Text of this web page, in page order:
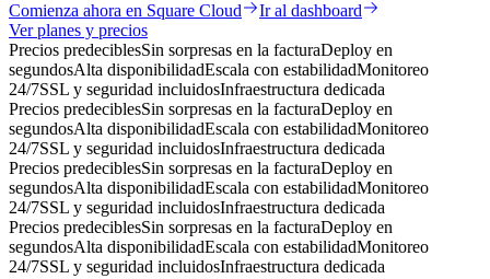
Comienza ahora en Square Cloud
Ir al dashboard
Ver planes y precios
Precios predeciblesSin sorpresas en la facturaDeploy en
segundosAlta disponibilidadEscala con estabilidadMonitoreo
24/7SSL y seguridad incluidosInfraestructura dedicada
Precios predeciblesSin sorpresas en la facturaDeploy en
segundosAlta disponibilidadEscala con estabilidadMonitoreo
24/7SSL y seguridad incluidosInfraestructura dedicada
Precios predeciblesSin sorpresas en la facturaDeploy en
segundosAlta disponibilidadEscala con estabilidadMonitoreo
24/7SSL y seguridad incluidosInfraestructura dedicada
Precios predeciblesSin sorpresas en la facturaDeploy en
segundosAlta disponibilidadEscala con estabilidadMonitoreo
24/7SSL y seguridad incluidosInfraestructura dedicada